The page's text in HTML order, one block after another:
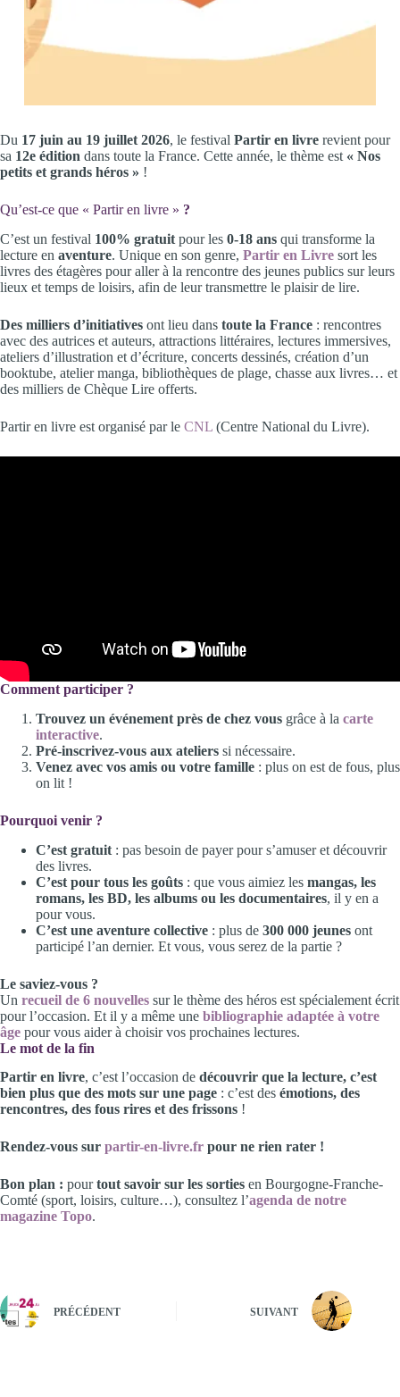
Du 17 juin au 19 juillet 2026, le festival Partir en livre revient pour
sa 12e édition dans toute la France. Cette année, le thème est « Nos
petits et grands héros » !
Qu’est-ce que « Partir en livre » ?
C’est un festival 100% gratuit pour les 0-18 ans qui transforme la
lecture en aventure. Unique en son genre, Partir en Livre sort les
livres des étagères pour aller à la rencontre des jeunes publics sur leurs
lieux et temps de loisirs, afin de leur transmettre le plaisir de lire.
Des milliers d’initiatives ont lieu dans toute la France : rencontres
avec des autrices et auteurs, attractions littéraires, lectures immersives,
ateliers d’illustration et d’écriture, concerts dessinés, création d’un
booktube, atelier manga, bibliothèques de plage, chasse aux livres… et
des milliers de Chèque Lire offerts.
Partir en livre est organisé par le CNL (Centre National du Livre).
Comment participer ?
Trouvez un événement près de chez vous grâce à la carte
interactive.
Pré-inscrivez-vous aux ateliers si nécessaire.
Venez avec vos amis ou votre famille : plus on est de fous, plus
on lit !
Pourquoi venir ?
C’est gratuit : pas besoin de payer pour s’amuser et découvrir
des livres.
C’est pour tous les goûts : que vous aimiez les mangas, les
romans, les BD, les albums ou les documentaires, il y en a
pour vous.
C’est une aventure collective : plus de 300 000 jeunes ont
participé l’an dernier. Et vous, vous serez de la partie ?
Le saviez-vous ?
Un recueil de 6 nouvelles sur le thème des héros est spécialement écrit
pour l’occasion. Et il y a même une bibliographie adaptée à votre
âge pour vous aider à choisir vos prochaines lectures.
Le mot de la fin
Partir en livre, c’est l’occasion de découvrir que la lecture, c’est
bien plus que des mots sur une page : c’est des émotions, des
rencontres, des fous rires et des frissons !
Rendez-vous sur partir-en-livre.fr pour ne rien rater !
Bon plan : pourtout savoir sur les sorties en Bourgogne-Franche-
Comté (sport, loisirs, culture…), consultez l’agenda de notre
magazine Topo.
PRÉCÉDENT SUIVANT